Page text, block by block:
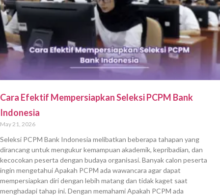
Cara Efektif Mempersiapkan Seleksi PCPM Bank
Indonesia
May 21, 2026
Seleksi PCPM Bank Indonesia melibatkan beberapa tahapan yang
dirancang untuk mengukur kemampuan akademik, kepribadian, dan
kecocokan peserta dengan budaya organisasi. Banyak calon peserta
ingin mengetahui Apakah PCPM ada wawancara agar dapat
mempersiapkan diri dengan lebih matang dan tidak kaget saat
menghadapi tahap ini. Dengan memahami Apakah PCPM ada